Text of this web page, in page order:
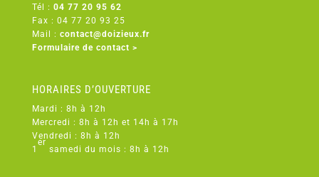
Tél : 04 77 20 95 62
Fax : 04 77 20 93 25
Mail : contact@doizieux.fr
Formulaire de contact >
HORAIRES D’OUVERTURE
Mardi : 8h à 12h
Mercredi : 8h à 12h et 14h à 17h
Vendredi : 8h à 12h
1
er
samedi du mois : 8h à 12h